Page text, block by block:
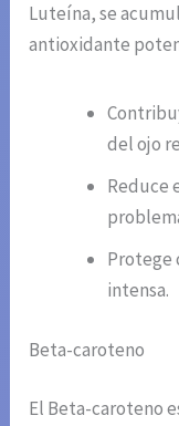
Luteína, se
antioxidante
del ojo
Reduce
Protege
intensa.
Beta-caroteno
El Beta-caroteno